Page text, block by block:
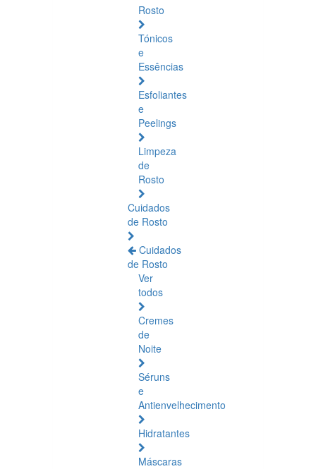
Rosto
Tónicos
e
Essências
Esfoliantes
e
Peelings
Limpeza
de
Rosto
Cuidados
de Rosto
Cuidados
de Rosto
Ver
todos
Cremes
de
Noite
Séruns
e
Antienvelhecimento
Hidratantes
Máscaras